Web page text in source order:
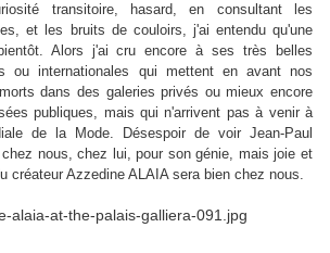
transitoire, hasard, en consultant les
et les bruits de couloirs, j'ai entendu qu'une
Alors j'ai cru encore à ses très belles
ou internationales qui mettent en avant nos
dans des galeries privés ou mieux encore
publiques, mais qui n'arrivent pas à venir à
de la Mode. Désespoir de voir Jean-Paul
chez nous, chez lui, pour son génie, mais joie et
créateur Azzedine ALAIA sera bien chez nous.